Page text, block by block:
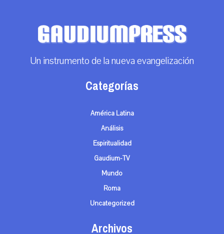
Un instrumento de la nueva evangelización
Categorías
América Latina
Análisis
Espiritualidad
Gaudium-TV
Mundo
Roma
Uncategorized
Archivos